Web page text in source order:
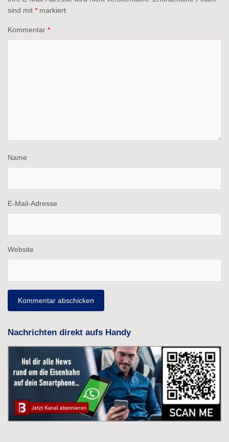
sind mit * markiert
Kommentar *
Name
E-Mail-Adresse
Website
Nachrichten direkt aufs Handy